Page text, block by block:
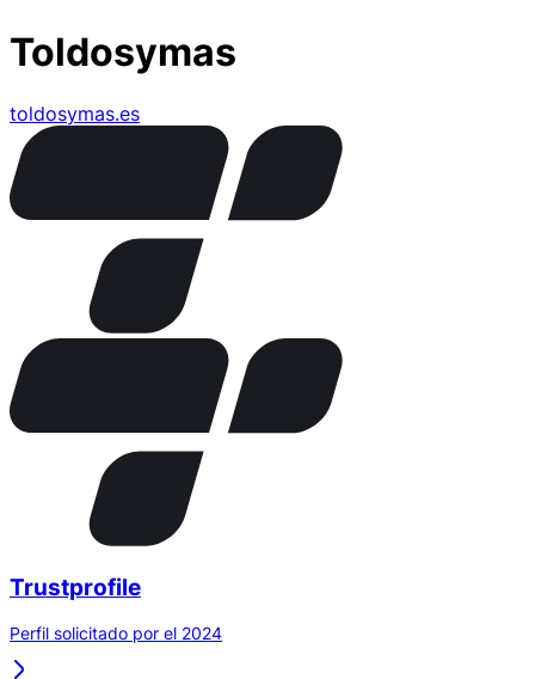
Toldosymas
toldosymas.es
Trustprofile
Perfil solicitado por el 2024